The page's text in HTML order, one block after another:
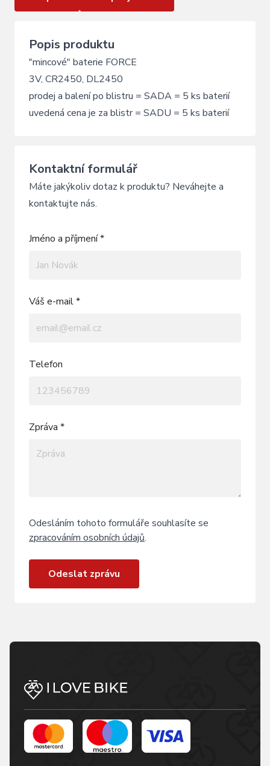
Popis produktu
"mincové" baterie FORCE
3V, CR2450, DL2450
prodej a balení po blistru = SADA = 5 ks baterií
uvedená cena je za blistr = SADU = 5 ks baterií
Kontaktní formulář
Máte jakýkoliv dotaz k produktu? Neváhejte a
kontaktujte nás.
Jméno a příjmení *
Váš e-mail *
Telefon
Zpráva *
Odesláním tohoto formuláře souhlasíte se
zpracováním osobních údajů.
Odeslat zprávu